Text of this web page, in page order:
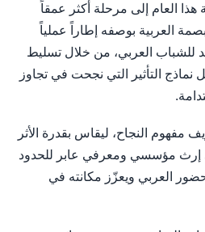
هذا العام إلى مرحلة أكثر عمقاً
العربية بوصفه إطاراً عملياً
للشباب العربي، من خلال تسليط
نماذج التأثير التي نجحت في تجاوز
مفهوم النجاح، ليقاس بقدرة الأثر
إرث مؤسسي ومعرفي عابر للحدود
العربي ويعزّز مكانته في